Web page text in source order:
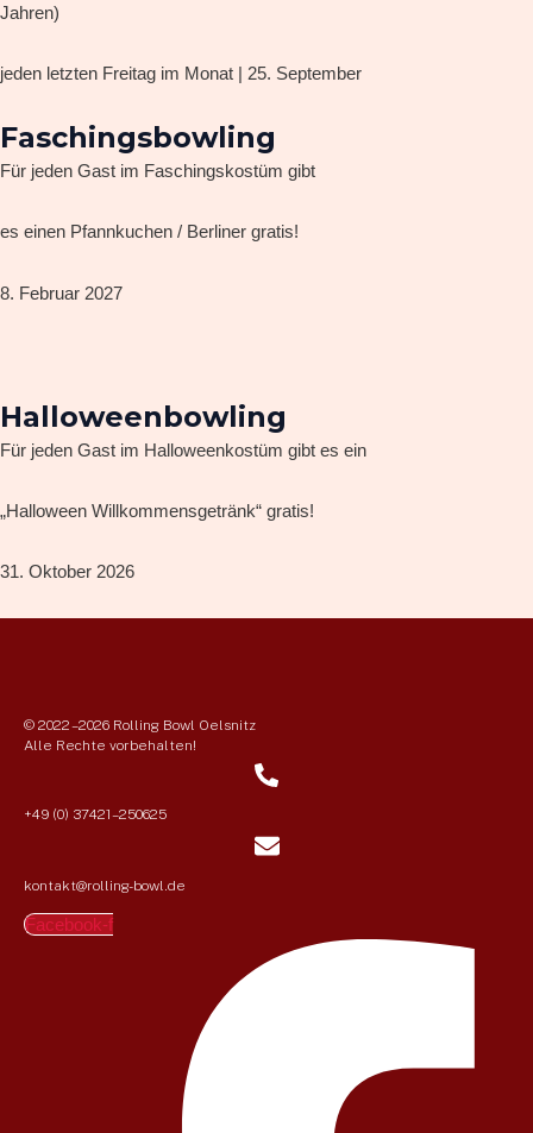
Jahren)
jeden letzten Freitag im Monat | 25. September
Faschingsbowling
Für jeden Gast im Faschingskostüm gibt
es einen Pfannkuchen / Berliner gratis!
8. Februar 2027
Halloweenbowling
Für jeden Gast im Halloweenkostüm gibt es ein
„Halloween Willkommensgetränk“ gratis!
31. Oktober 2026
© 2022 – 2026 Rolling Bowl Oelsnitz
Alle Rechte vorbehalten!
+49 (0) 37421 – 250625
kontakt@rolling-bowl.de
Facebook-f